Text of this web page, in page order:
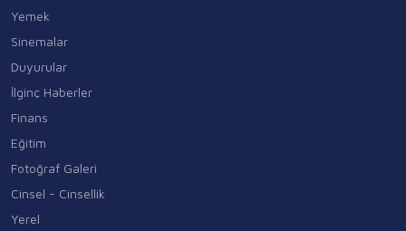
Yemek
Sinemalar
Duyurular
İlginç Haberler
Finans
Eğitim
Fotoğraf Galeri
Cinsel - Cinsellik
Yerel